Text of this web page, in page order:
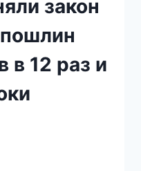
закон
в 12 раз и